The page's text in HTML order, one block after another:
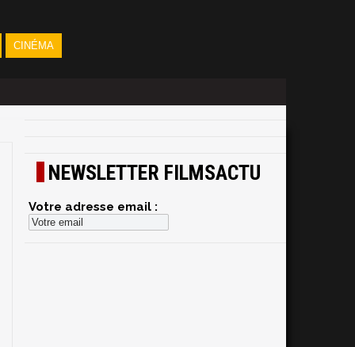
CINÉMA
NEWSLETTER FILMSACTU
Votre adresse email :